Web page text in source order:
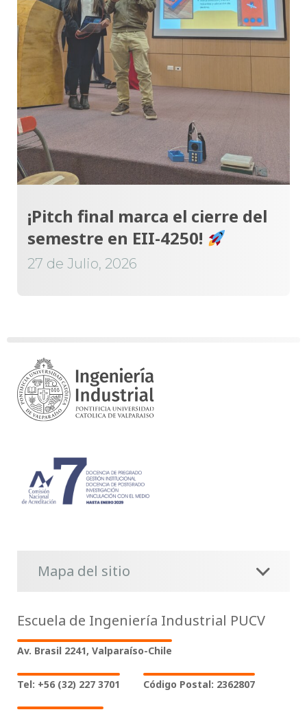
¡Pitch final marca el cierre del
semestre en EII-4250!
27 de Julio, 2026
Mapa del sitio
Escuela de Ingeniería Industrial PUCV
Av. Brasil 2241, Valparaíso-Chile
Tel: +56 (32) 227 3701 Código Postal: 2362807